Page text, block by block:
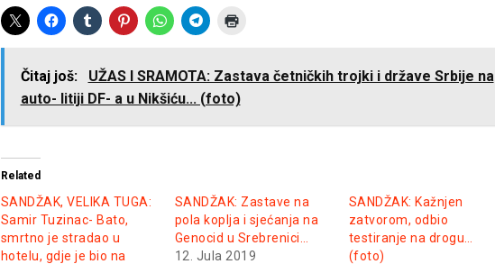
Čitaj još:
UŽAS I SRAMOTA: Zastava četničkih trojki i države Srbije na
auto- litiji DF- a u Nikšiću... (foto)
Related
SANDŽAK, VELIKA TUGA:
Samir Tuzinac- Bato,
smrtno je stradao u
hotelu, gdje je bio na
SANDŽAK: Zastave na
pola koplja i sjećanja na
Genocid u Srebrenici…
12. Jula 2019
SANDŽAK: Kažnjen
zatvorom, odbio
testiranje na drogu…
(foto)